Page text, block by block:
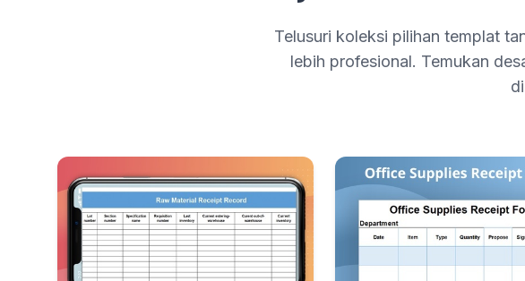
Telusuri koleksi pilihan templat
lebih profesional. Temukan